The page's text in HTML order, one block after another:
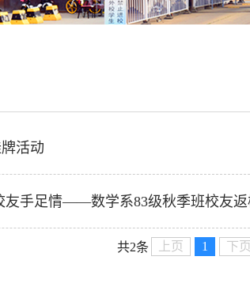
活动
友手足情——数学系83级秋季班校友返
共2条 上页 1 下页